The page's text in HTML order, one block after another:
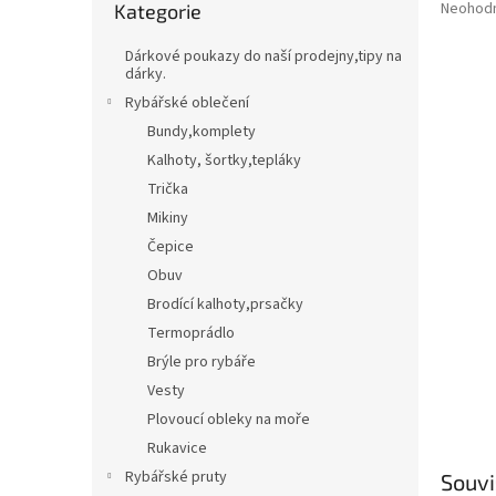
kategorie
Kategorie
Dárkové poukazy do naší prodejny,tipy na
dárky.
Rybářské oblečení
Bundy,komplety
Kalhoty, šortky,tepláky
Trička
Mikiny
Čepice
Obuv
Brodící kalhoty,prsačky
Termoprádlo
Brýle pro rybáře
Vesty
Plovoucí obleky na moře
Rukavice
Rybářské pruty